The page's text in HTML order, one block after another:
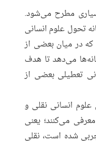
مطرح می‌شود.
تحول علوم انسانی
که در میان بعضی از
می‌دهد تا هدف
تعطیلی بعضی از
انسانی نقلی و
می‌کنند؛ یعنی
شده است، نقلی